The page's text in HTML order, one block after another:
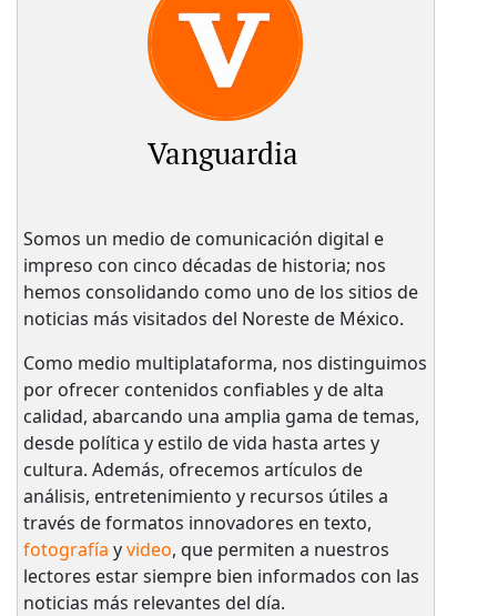
Vanguardia
Somos un medio de comunicación digital e
impreso con cinco décadas de historia; nos
hemos consolidando como uno de los sitios de
noticias más visitados del Noreste de México.
Como medio multiplataforma, nos distinguimos
por ofrecer contenidos confiables y de alta
calidad, abarcando una amplia gama de temas,
desde política y estilo de vida hasta artes y
cultura. Además, ofrecemos artículos de
análisis, entretenimiento y recursos útiles a
través de formatos innovadores en texto,
fotografía yvideo, que permiten a nuestros
lectores estar siempre bien informados con las
noticias más relevantes del día.